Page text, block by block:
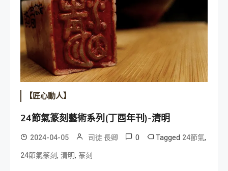
【匠心動人】
24節氣篆刻藝術系列(丁酉年刊)-清明
2024-04-05 司徒 長卿 0 Tagged 24節氣,
24節氣篆刻, 清明, 篆刻